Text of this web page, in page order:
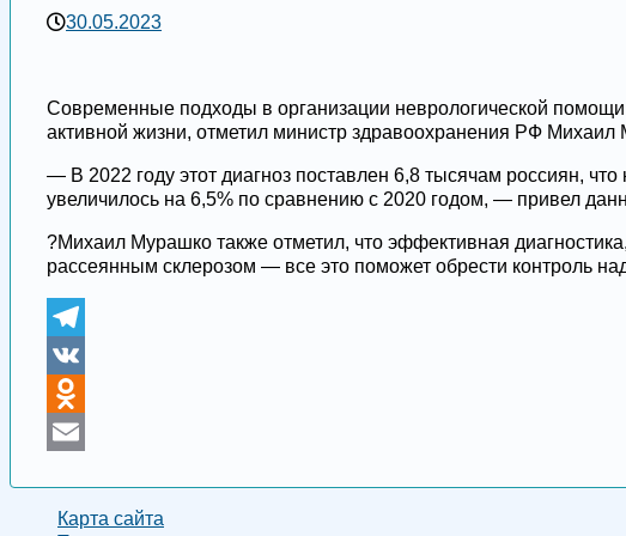
30.05.2023
Современные подходы в организации неврологической помощи
активной жизни, отметил министр здравоохранения РФ
— В 2022 году этот диагноз поставлен 6,8 тысячам россиян,
увеличилось на 6,5% по сравнению с 2020 годом, — привел
?Михаил Мурашко также отметил, что эффективная
рассеянным склерозом — все это поможет обрести контроль
Telegram
VK
Odnoklassniki
Карта сайта